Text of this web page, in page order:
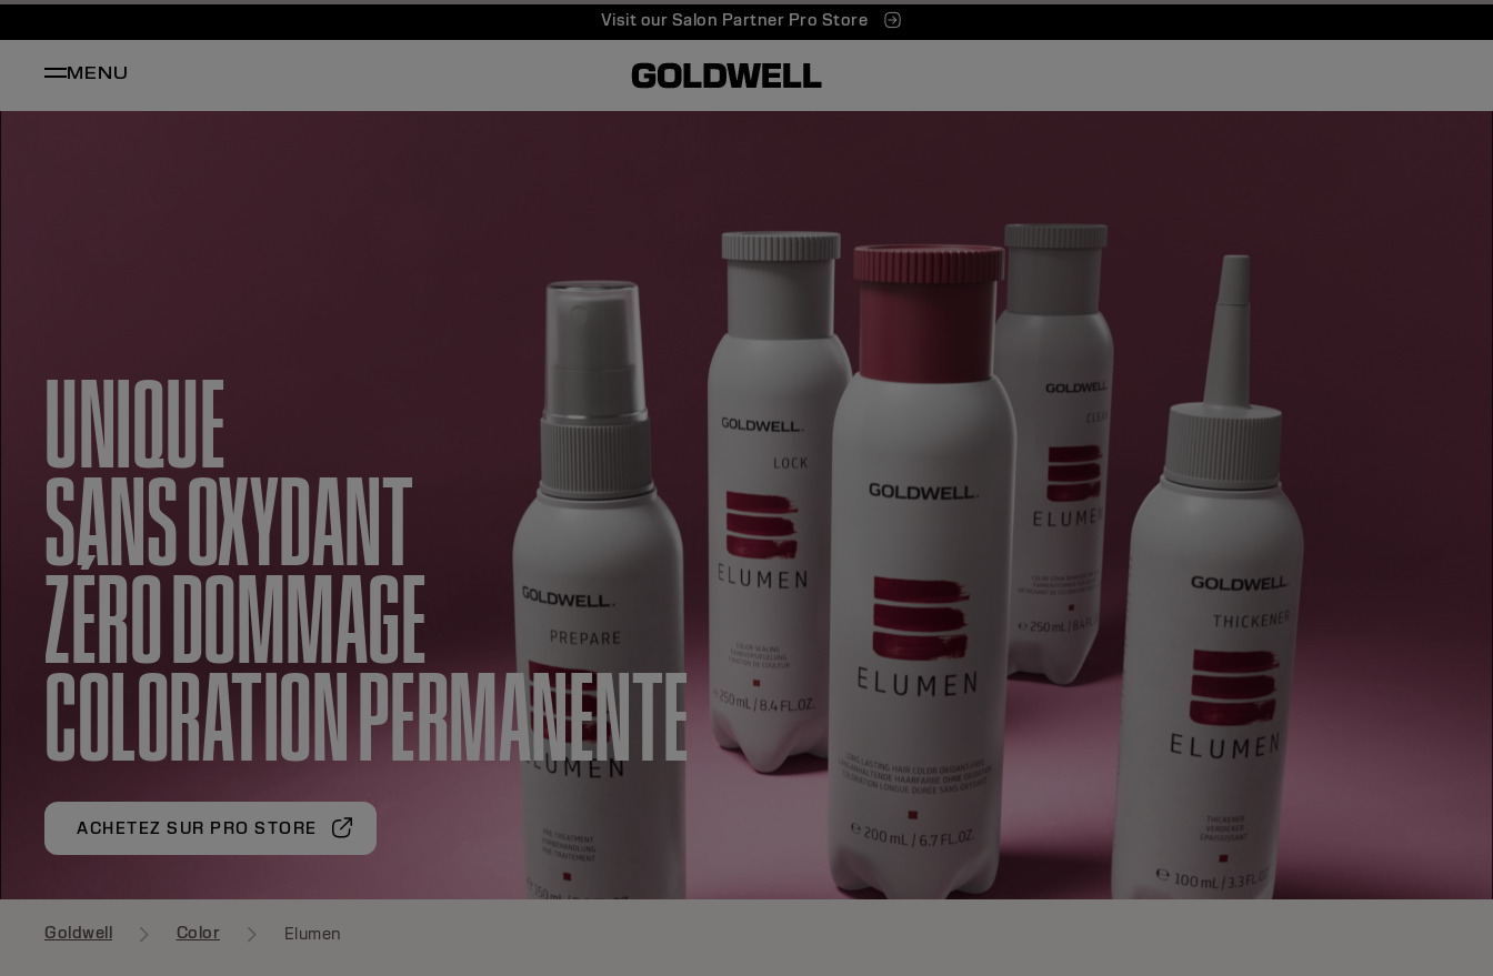
Visit our Salon Partner Pro Store
MENU
UNIQUE
SANS OXYDANT
ZÉRO DOMMAGE
COLORATION PERMANENTE
ACHETEZ SUR PRO STORE
Goldwell Color Elumen